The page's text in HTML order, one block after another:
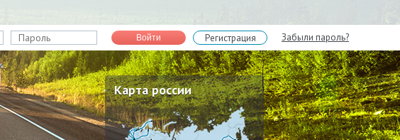
Войти Регистрация Забыли пароль?
Карта россии